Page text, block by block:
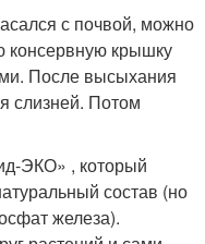
с почвой, можно
консервную крышку
После высыхания
слизней. Потом
ЭКО» , который
состав (но
железа).